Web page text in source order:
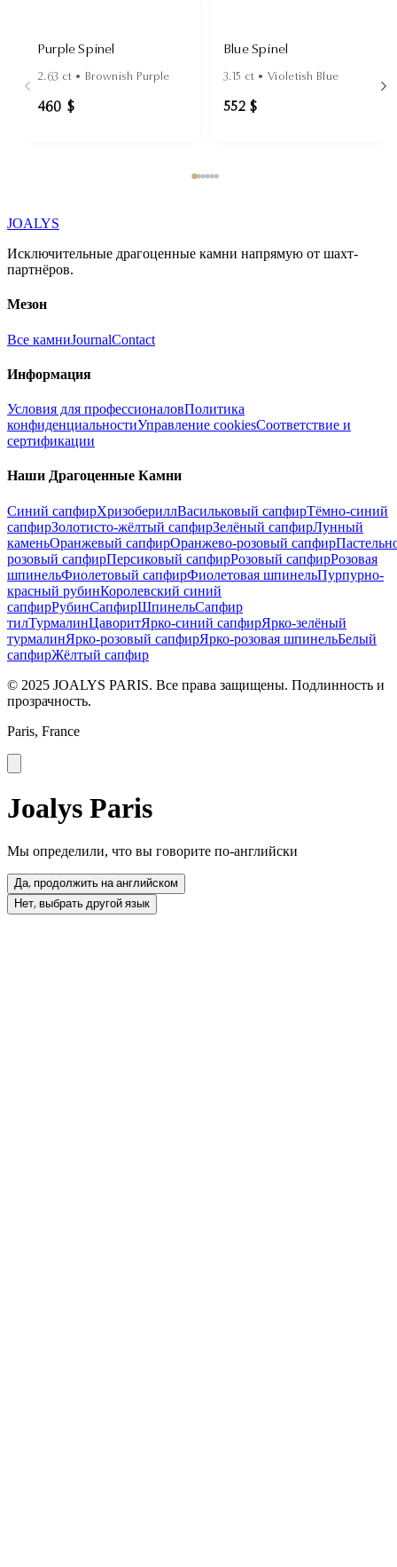
Purple Spinel
2.63 ct • Brownish Purple
460 $
Blue Spinel
3.15 ct •Violetish Blue
552 $
JOALYS
Исключительные драгоценные камни напрямую от шахт-
партнёров.
Мезон
Все камниJournalContact
Информация
Условия для профессионаловПолитика
конфиденциальностиУправление cookiesСоответствие и
сертификации
Наши Драгоценные Камни
Синий сапфирХризобериллВасильковый сапфирТёмно-синий
сапфирЗолотисто-жёлтый сапфирЗелёный сапфирЛунный
каменьОранжевый сапфирОранжево-розовый сапфир
розовый сапфирПерсиковый сапфирРозовый сапфирРозовая
шпинельФиолетовый сапфирФиолетовая шпинельПурпурно-
красный рубинКоролевский синий
сапфирРубинСапфирШпинельСапфир
тилТурмалинЦаворитЯрко-синий сапфирЯрко-зелёный
турмалинЯрко-розовый сапфирЯрко-розовая шпинельБелый
сапфирЖёлтый сапфир
© 2025 JOALYS PARIS. Все права защищены. Подлинность и
прозрачность.
Paris, France
Joalys Paris
Мы определили, что вы говорите по-английски
Да, продолжить на английском
Нет, выбрать другой язык